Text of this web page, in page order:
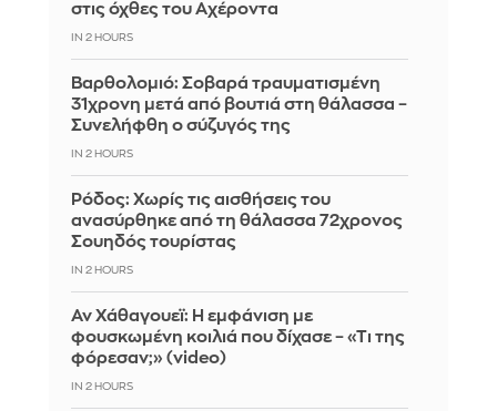
στις όχθες του Αχέροντα
IN 2 HOURS
Βαρθολομιό: Σοβαρά τραυματισμένη
31χρονη μετά από βουτιά στη θάλασσα –
Συνελήφθη ο σύζυγός της
IN 2 HOURS
Ρόδος: Χωρίς τις αισθήσεις του
ανασύρθηκε από τη θάλασσα 72χρονος
Σουηδός τουρίστας
IN 2 HOURS
Αν Χάθαγουεϊ: Η εμφάνιση με
φουσκωμένη κοιλιά που δίχασε – «Τι της
φόρεσαν;» (video)
IN 2 HOURS